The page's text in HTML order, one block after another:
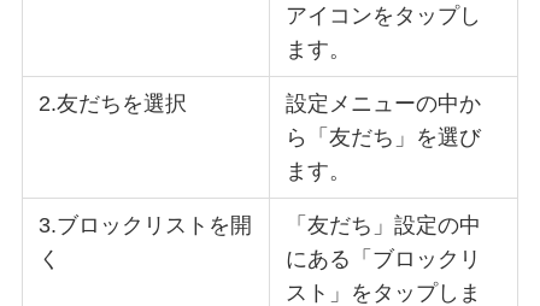
アイコンをタップし
ます。
2.友だちを選択
設定メニューの中か
ら「友だち」を選び
ます。
3.ブロックリストを開
く
「友だち」設定の中
にある「ブロックリ
スト」をタップしま